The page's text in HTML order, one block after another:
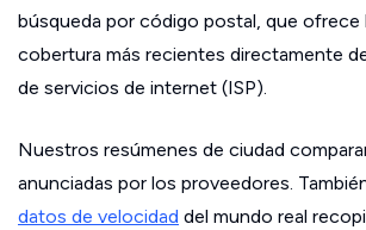
búsqueda por código postal, que ofrece
cobertura más recientes directamente
de servicios de internet (ISP).
Nuestros resúmenes de ciudad
anunciadas por los proveedores.
datos de velocidad del mundo real